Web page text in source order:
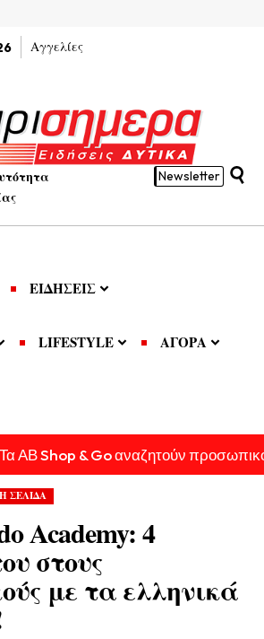
Αγγελίες
Newsletter
ΕΙΔΗΣΕΙΣ
LIFESTYLE ΑΓΟΡΑ
ΑΒ Shop & Go αναζητούν
ΣΕΛΙΔΑ
Academy: 4
στους
με τα ελληνικά